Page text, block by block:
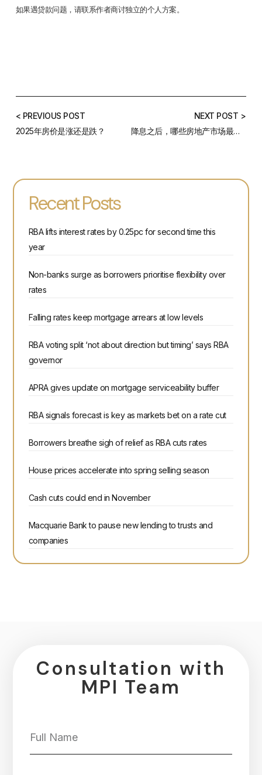
如果遇贷款问题，请联系作者商讨独立的个人方案。
< PREVIOUS POST
2025年房价是涨还是跌？
NEXT POST >
降息之后，哪些房地产市场最受益？
Recent Posts
RBA lifts interest rates by 0.25pc for second time this
year
Non-banks surge as borrowers prioritise flexibility over
rates
Falling rates keep mortgage arrears at low levels
RBA voting split ‘not about direction but timing’ says RBA
governor
APRA gives update on mortgage serviceability buffer
RBA signals forecast is key as markets bet on a rate cut
Borrowers breathe sigh of relief as RBA cuts rates
House prices accelerate into spring selling season
Cash cuts could end in November
Macquarie Bank to pause new lending to trusts and
companies
Consultation with
MPI Team